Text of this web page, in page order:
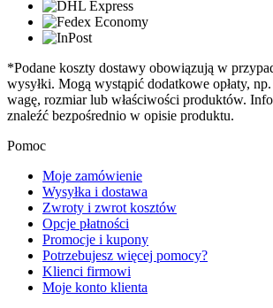
*Podane koszty dostawy obowiązują w
wysyłki. Mogą wystąpić dodatkowe opłaty,
wagę, rozmiar lub właściwości produktów.
znaleźć bezpośrednio w opisie produktu.
Pomoc
Moje zamówienie
Wysyłka i dostawa
Zwroty i zwrot kosztów
Opcje płatności
Promocje i kupony
Potrzebujesz więcej pomocy?
Klienci firmowi
Moje konto klienta